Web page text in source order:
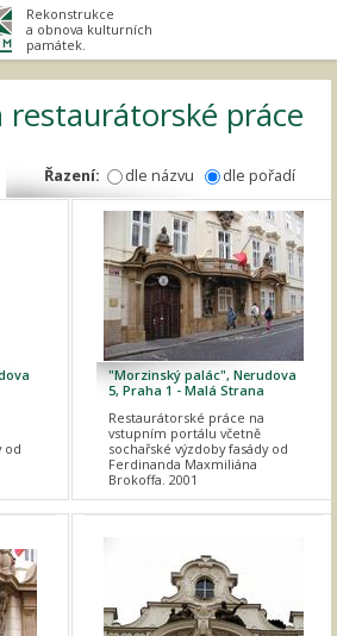
Rekonstrukce
a obnova kulturních
památek.
restaurátorské práce
Řazení: dle názvu dle pořadí
od
"Morzinský palác", Nerudova
5, Praha 1 - Malá Strana
Restaurátorské práce na
vstupním portálu včetně
sochařské výzdoby fasády od
Ferdinanda Maxmiliána
Brokoffa. 2001